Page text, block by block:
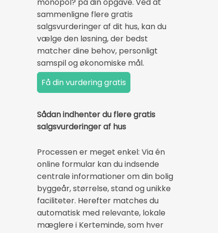
sammenligne flere gratis
salgsvurderinger af dit hus, kan du
vælge den løsning, der bedst
matcher dine behov, personligt
samspil og økonomiske mål.
Sådan indhenter du flere gratis
salgsvurderinger af hus
Processen er meget enkel: Via én
online formular kan du indsende
centrale informationer om din bolig
byggeår, størrelse, stand og unikke
faciliteter. Herefter matches du
automatisk med relevante, lokale
mæglere i Kerteminde, som hver